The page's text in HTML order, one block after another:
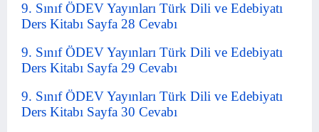
9. Sınıf ÖDEV Yayınları Türk Dili ve Edebiyatı
Ders Kitabı Sayfa 28 Cevabı
9. Sınıf ÖDEV Yayınları Türk Dili ve Edebiyatı
Ders Kitabı Sayfa 29 Cevabı
9. Sınıf ÖDEV Yayınları Türk Dili ve Edebiyatı
Ders Kitabı Sayfa 30 Cevabı